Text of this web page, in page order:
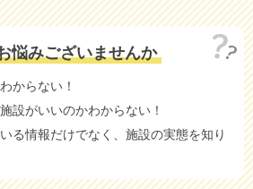
悩みございませんか
からない！
設がいいのかわからない！
る情報だけでなく、施設の実態を知り